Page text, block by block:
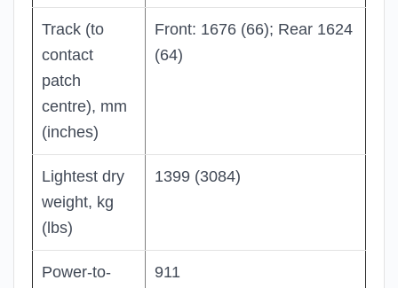
Track (to
contact
patch
centre), mm
(inches)
Front: 1676 (66); Rear 1624
(64)
Lightest dry
weight, kg
(lbs)
1399 (3084)
Power-to-
911